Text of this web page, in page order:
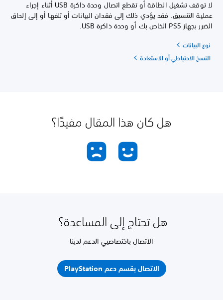
لا توقف تشغيل الطاقة أو تقطع اتصال وحدة ذاكرة USB أثناء إجراء
عملية التنسيق. فقد يؤدي ذلك إلى فقدان البيانات أو تلفها أو إلى إلحاق
الضرر بجهاز PS5 الخاص بك أو وحدة ذاكرة USB.
نوع البيانات
النسخ الاحتياطي أو الاستعادة
هل كان هذا المقال مفيدًا؟
هل تحتاج إلى المساعدة؟
الاتصال باختصاصيي الدعم لدينا
الاتصال بقسم دعم PlayStation